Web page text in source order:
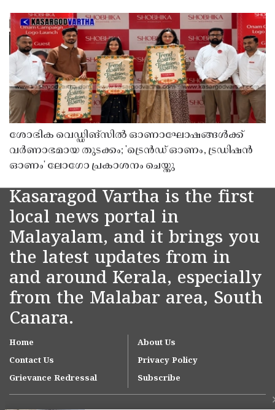
ശോഭിക വെഡ്ഡിങ്സിൽ ഓണാഘോഷങ്ങൾക്ക്
വർണാഭമായ തുടക്കം; 'ട്രെൻഡ് ഓണം, ട്രഡിഷൻ
ഓണം' ലോഗോ പ്രകാശനം ചെയ്തു
Kasaragod Vartha is the first
local news portal in
Malayalam, and it brings you
the latest updates from in
and around Kerala, especially
from the Malabar area, South
Canara.
Home
About Us
Contact Us
Privacy Policy
Grievance Redressal
Subscribe